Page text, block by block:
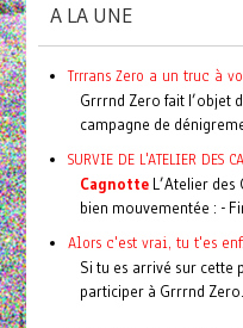
A LA UNE
Trrrans Zero a un truc à
Grrrnd Zero fait l’objet
campagne de
SURVIE DE L'ATELIER DES
CagnotteL’Atelier des
bien mouvementée : -
Alors c'est vrai, tu t'es
Si tu es arrivé sur cette
participer à Grrrnd